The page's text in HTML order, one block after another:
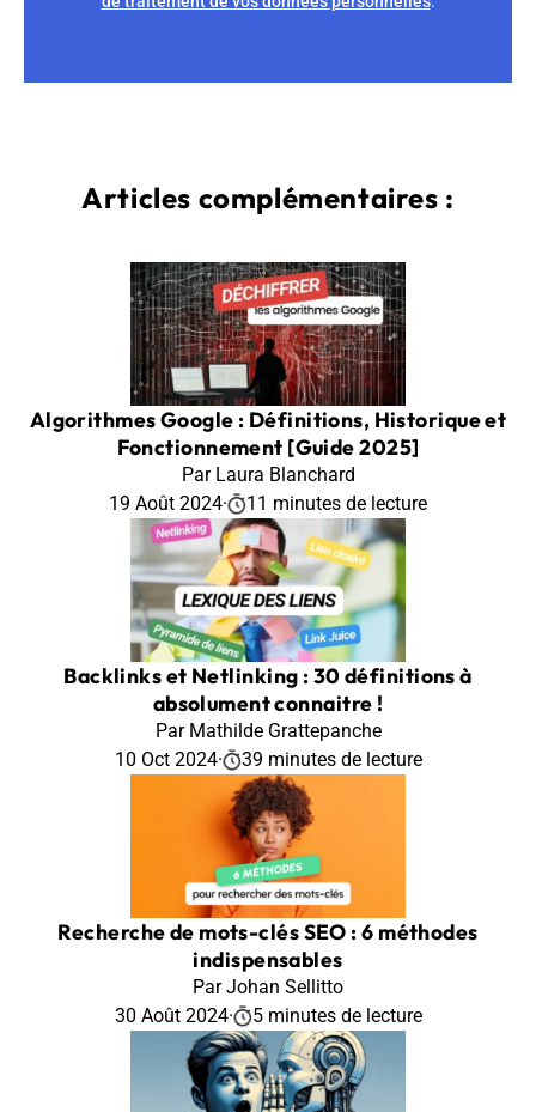
Articles complémentaires :
Algorithmes Google : Définitions, Historique et
Fonctionnement [Guide 2025]
Par Laura Blanchard
19 Août 2024· 11 minutes de lecture
Backlinks et Netlinking : 30 définitions à
absolument connaitre !
Par Mathilde Grattepanche
10 Oct 2024· 39 minutes de lecture
Recherche de mots-clés SEO : 6 méthodes
indispensables
Par Johan Sellitto
30 Août 2024· 5 minutes de lecture